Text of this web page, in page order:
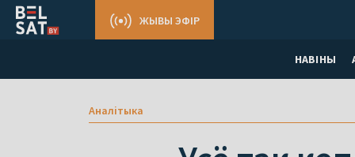
НАВІНЫ
ЖЫВЫ ЭФІР
Аналітыка